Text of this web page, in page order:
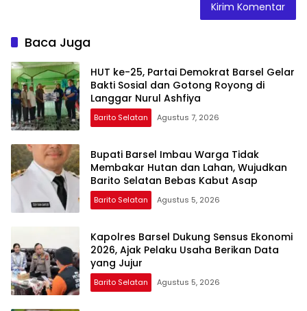
Baca Juga
HUT ke-25, Partai Demokrat Barsel Gelar
Bakti Sosial dan Gotong Royong di
Langgar Nurul Ashfiya
Barito Selatan Agustus 7, 2026
Bupati Barsel Imbau Warga Tidak
Membakar Hutan dan Lahan, Wujudkan
Barito Selatan Bebas Kabut Asap
Barito Selatan Agustus 5, 2026
Kapolres Barsel Dukung Sensus Ekonomi
2026, Ajak Pelaku Usaha Berikan Data
yang Jujur
Barito Selatan Agustus 5, 2026